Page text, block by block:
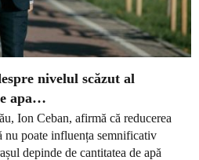
nivelul scăzut al
apa…
Ion Ceban, afirmă că reducerea
nu poate influența semnificativ
depinde de cantitatea de apă